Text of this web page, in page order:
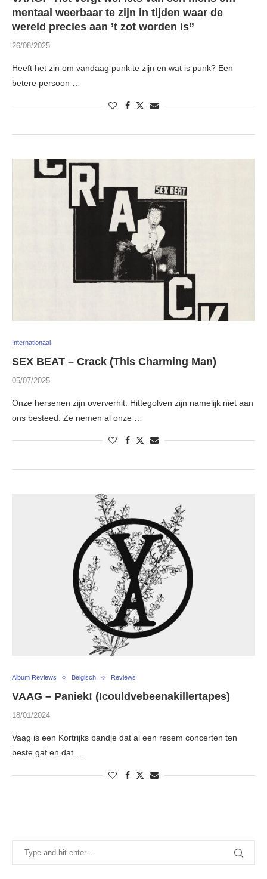
mentaal weerbaar te zijn in tijden waar de
wereld precies aan ’t zot worden is”
26/08/2025
Heeft het zin om vandaag punk te zijn en wat is punk? Een
betere persoon …
Internationaal
SEX BEAT – Crack (This Charming Man)
05/07/2025
Onze hersenen zijn oververhit. Hittegolven zijn namelijk niet aan
ons besteed. Ze nemen al onze …
Album Reviews Belgisch Reviews
VAAG – Paniek! (Icouldvebeenakillertapes)
18/01/2024
Vaag is een Kortrijks bandje dat al een resem concerten ten
beste gaf en dat …